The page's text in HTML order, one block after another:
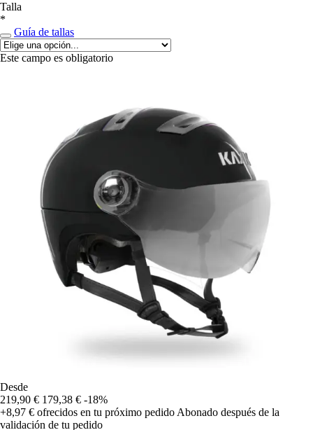
Talla
*
Guía de tallas
Este campo es obligatorio
Desde
219,90 € 179,38 € -18%
+8,97 € ofrecidos en tu próximo pedido Abonado después de la
validación de tu pedido